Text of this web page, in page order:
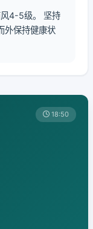
4-5级。 坚持
外保持健康状
18:50